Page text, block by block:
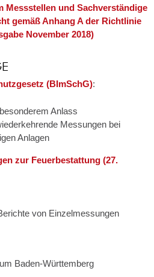
Messstellen und Sachverständige
gemäß Anhang A der Richtlinie
November 2018)
(BImSchG):
Anlass
Messungen bei
Anlagen
zur Feuerbestattung (27.
von Einzelmessungen
Baden-Württemberg